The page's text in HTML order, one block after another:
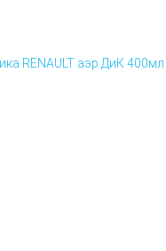
RENAULT аэр ДиК 400мл